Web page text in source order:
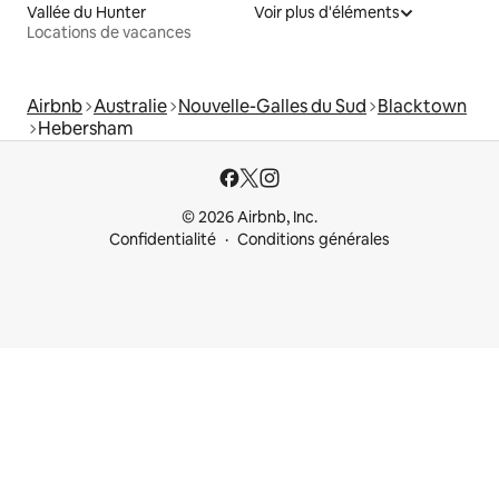
Vallée du Hunter
Locations de vacances
Voir plus d'éléments
Airbnb Australie Nouvelle-Galles du Sud Blacktown
Hebersham
© 2026 Airbnb, Inc.
Confidentialité
Conditions générales